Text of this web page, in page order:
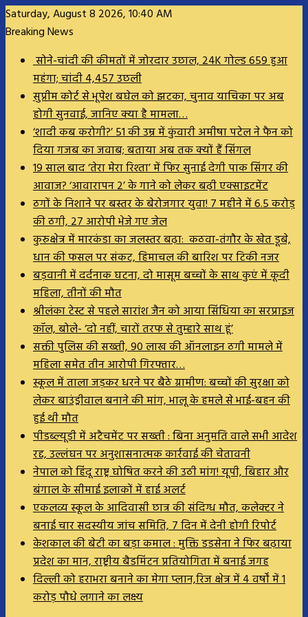
Saturday, August 8 2026, 10:40 AM
Breaking News
सोने-चांदी की कीमतों में जोरदार उछाल, 24K गोल्ड ₹659 हुआ
महंगा; चांदी ₹4,457 उछली
सुप्रीम कोर्ट से भूपेश बघेल को झटका, चुनाव याचिका पर अब
होगी सुनवाई, जानिए क्या है मामला…
‘शादी कब करोगी?’ 51 की उम्र में कुंवारी अमीषा पटेल ने फैन को
दिया गजब का जवाब; बताया अब तक क्यों हैं सिंगल
19 साल बाद ‘तेरा मेरा रिश्ता’ में फिर सुनाई देगी पाक सिंगर की
आवाज? ‘आवारापन 2’ के गाने को लेकर बढ़ी एक्साइटमेंट
ठगों के निशाने पर बस्तर के बेरोजगार युवा! 7 महीने में 6.5 करोड़
की ठगी, 27 आरोपी भेजे गए जेल
कुरुक्षेत्र में मारकंडा का जलस्तर बढ़ा: कठवा-तंगौर के खेत डूबे,
धान की फसल पर संकट, हिमाचल की बारिश पर टिकी नजर
बड़वानी में दर्दनाक घटना, दो मासूम बच्चों के साथ कुएं में कूदी
महिला, तीनों की मौत
श्रीलंका टेस्ट से पहले सारांश जैन को आया सिंधिया का सरप्राइज
कॉल, बोले- ‘दो नहीं, चारों तरफ से तुम्हारे साथ हूं’
सक्ती पुलिस की सख्ती, 90 लाख की ऑनलाइन ठगी मामले में
महिला समेत तीन आरोपी गिरफ्तार…
स्कूल में ताला जड़कर धरने पर बैठे ग्रामीण: बच्चों की सुरक्षा को
लेकर बाउंड्रीवाल बनाने की मांग, भालू के हमले से भाई-बहन की
हुई थी मौत
पीडब्ल्यूडी में अटैचमेंट पर सख्ती : बिना अनुमति वाले सभी आदेश
रद्द, उल्लंघन पर अनुशासनात्मक कार्रवाई की चेतावनी
नेपाल को हिंदू राष्ट्र घोषित करने की उठी मांग! यूपी, बिहार और
बंगाल के सीमाई इलाकों में हाई अलर्ट
एकलव्य स्कूल के आदिवासी छात्र की संदिग्ध मौत, कलेक्टर ने
बनाई चार सदस्यीय जांच समिति, 7 दिन में देनी होगी रिपोर्ट
केशकाल की बेटी का बड़ा कमाल : मुक्ति डडसेना ने फिर बढ़ाया
प्रदेश का मान, राष्ट्रीय बैडमिंटन प्रतियोगिता में बनाई जगह
दिल्ली को हराभरा बनाने का मेगा प्लान,रिज क्षेत्र में 4 वर्षों में 1
करोड़ पौधे लगाने का लक्ष्य